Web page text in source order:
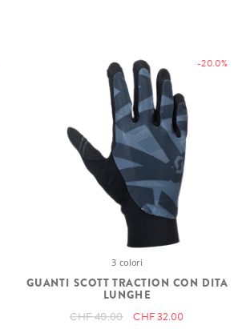
-20.0%
3 colori
GUANTI SCOTT TRACTION CON DITA
LUNGHE
CHF 40.00 CHF 32.00